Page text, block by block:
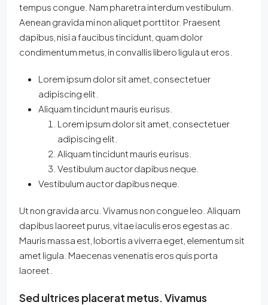
tempus congue. Nam pharetra interdum vestibulum.
Aenean gravida mi non aliquet porttitor. Praesent
dapibus, nisi a faucibus tincidunt, quam dolor
condimentum metus, in convallis libero ligula ut eros.
Lorem ipsum dolor sit amet, consectetuer
adipiscing elit.
Aliquam tincidunt mauris eu risus.
Lorem ipsum dolor sit amet, consectetuer
adipiscing elit.
Aliquam tincidunt mauris eu risus.
Vestibulum auctor dapibus neque.
Vestibulum auctor dapibus neque.
Ut non gravida arcu. Vivamus non congue leo. Aliquam
dapibus laoreet purus, vitae iaculis eros egestas ac.
Mauris massa est, lobortis a viverra eget, elementum sit
amet ligula. Maecenas venenatis eros quis porta
laoreet.
Sed ultrices placerat metus. Vivamus